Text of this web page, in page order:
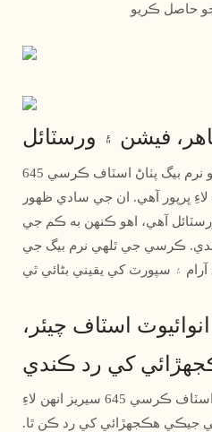
فيشن ۽ ورسٽائل
اسان جو فيشن سادو ٿلهو نرم بيگ پٺاڻ اسٽاف ڪرسي 645
ڀرپور آهي. ان جي سادي ظهور
آهي، اهو ڪنهن به ڪم جي
ڪرسي جي ٿلهي نرم بيگ جي
اسٽاف چيئر،
کي رد ڪندي
فيشن سادو ٿلهو نرم بيگ پٺاڻ اسٽاف ڪرسي 645 سيريز انهن لاءِ
جيڪي هڪجهڙائي کي رد ڪن ٿا.